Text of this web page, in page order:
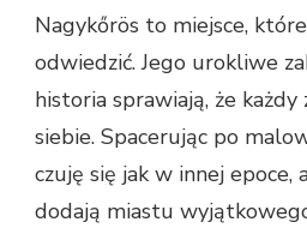
Nagykőrös to miejsce,
odwiedzić. Jego urokliwe
historia sprawiają, że
siebie. Spacerując po
czuję się jak w innej
dodają miastu